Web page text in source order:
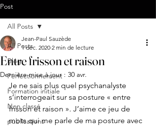
Post
All Posts
Blog
Perfectionnement
Formation initiale
Non classé
publications
All Posts
Entre frisson et raison
Jean-Paul Sauzède
1 déc. 2020 2 min de lecture
Dernière mise à jour : 30 avr.
Je ne sais plus quel psychanalyste
s’interrogeait sur sa posture « entre
frisson et raison ». J’aime ce jeu de
mots qui me parle de ma posture avec